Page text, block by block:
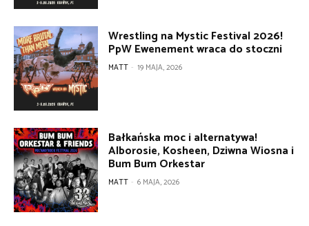
Wrestling na Mystic Festival 2026!
PpW Ewenement wraca do stoczni
MATT - 19 MAJA, 2026
Bałkańska moc i alternatywa!
Alborosie, Kosheen, Dziwna Wiosna i
Bum Bum Orkestar
MATT - 6 MAJA, 2026